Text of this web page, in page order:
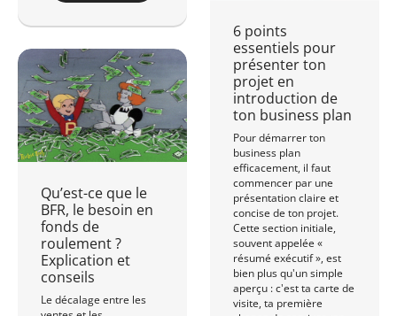
Qu’est-ce que le
BFR, le besoin en
fonds de
roulement ?
Explication et
conseils
Le décalage entre les
6 points
essentiels pour
présenter ton
projet en
introduction de
ton business plan
Pour démarrer ton
business plan
efficacement, il faut
commencer par une
présentation claire et
concise de ton projet.
Cette section initiale,
souvent appelée «
résumé exécutif », est
bien plus qu'un simple
aperçu : c'est ta carte de
visite, ta première